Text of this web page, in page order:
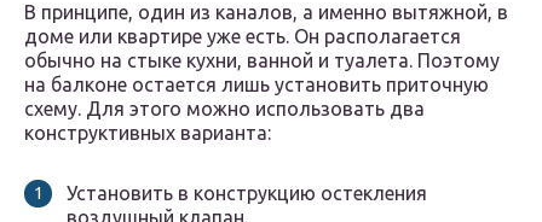
В принципе, один из каналов, а именно вытяжной, в
доме или квартире уже есть. Он располагается
обычно на стыке кухни, ванной и туалета. Поэтому
на балконе остается лишь установить приточную
схему. Для этого можно использовать два
конструктивных варианта:
Установить в конструкцию остекления
воздушный клапан.